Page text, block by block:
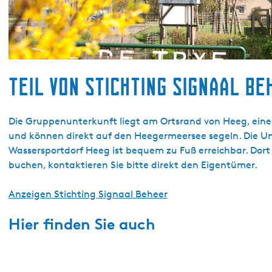
Teil von Stichting Signaal
Die Gruppenunterkunft liegt am Ortsrand von Heeg,
und können direkt auf den Heegermeersee segeln. Die
Wassersportdorf Heeg ist bequem zu Fuß erreichbar.
buchen, kontaktieren Sie bitte direkt den Eigentümer.
Anzeigen Stichting Signaal Beheer
Hier finden Sie auch